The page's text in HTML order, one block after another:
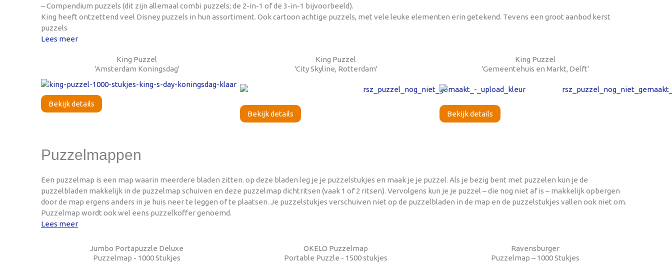
– Compendium puzzels (dit zijn allemaal combi puzzels; de 2-in-1 of de 3-in-1 bijvoorbeeld).
King heeft ontzettend veel Disney puzzels in hun assortiment. Ook cartoon achtige puzzels, met vele leuke elementen erin getekend. Tevens een groot aanbod kerst
puzzels
Lees meer
King Puzzel
'Amsterdam Koningsdag'
Bekijk details
King Puzzel
'City Skyline, Rotterdam'
Bekijk details
King Puzzel
'Gemeentehuis en Markt, Delft'
Bekijk details
Puzzelmappen
Een puzzelmap is een map waarin meerdere bladen zitten. op deze bladen leg je je puzzelstukjes en maak je je puzzel. Als je bezig bent met puzzelen kun je de
puzzelbladen makkelijk in de puzzelmap schuiven en deze puzzelmap dichtritsen (vaak 1 of 2 ritsen). Vervolgens kun je je puzzel – die nog niet af is – makkelijk opbergen
door de map ergens anders in je huis neer te leggen of te plaatsen. Je puzzelstukjes verschuiven niet op de puzzelbladen in de map en de puzzelstukjes vallen ook niet om.
Puzzelmap wordt ook wel eens puzzelkoffer genoemd.
Lees meer
Jumbo Portapuzzle Deluxe
Puzzelmap - 1000 Stukjes
OKELO Puzzelmap
Portable Puzzle - 1500 stukjes
Ravensburger
Puzzelmap – 1000 Stukjes